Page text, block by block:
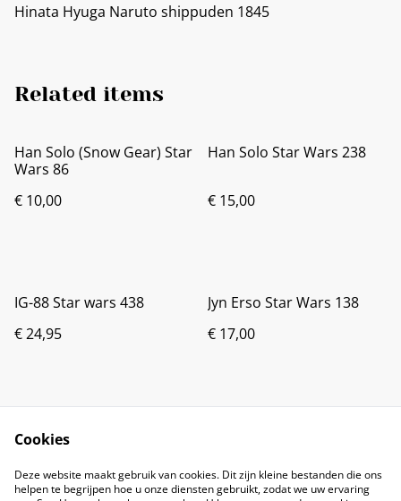
Hinata Hyuga Naruto shippuden 1845
Related items
Han Solo (Snow Gear) Star
Wars 86
€ 10,00
Han Solo Star Wars 238
€ 15,00
IG-88 Star wars 438
€ 24,95
Jyn Erso Star Wars 138
€ 17,00
Cookies
Deze website maakt gebruik van cookies. Dit zijn kleine bestanden die ons
helpen te begrijpen hoe u onze diensten gebruikt, zodat we uw ervaring